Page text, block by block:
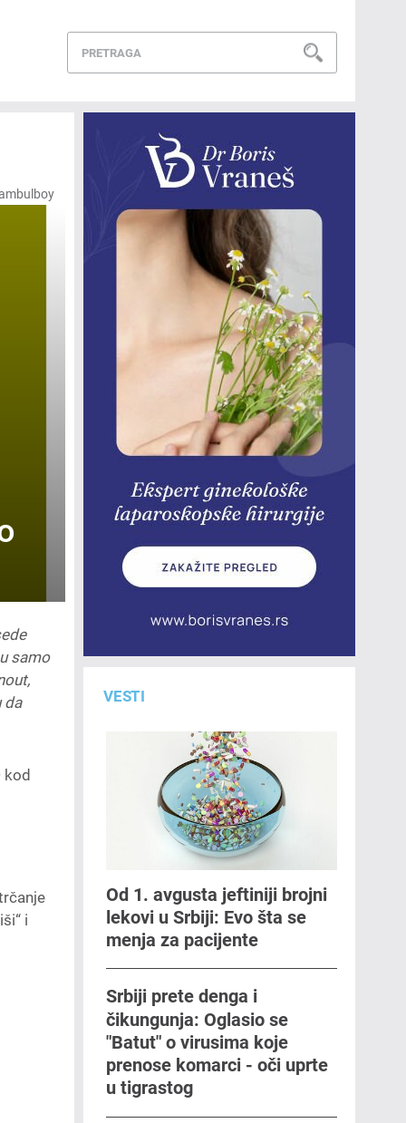
samo
da
kod
i
VESTI
Od 1. avgusta jeftiniji brojni
lekovi u Srbiji: Evo šta se
menja za pacijente
Srbiji prete denga i
čikungunja: Oglasio se
"Batut" o virusima koje
prenose komarci - oči uprte
u tigrastog